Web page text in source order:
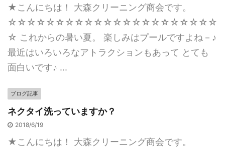
★こんにちは！ 大森クリーニング商会です。
☆☆☆☆☆☆☆☆☆☆☆☆☆☆☆☆☆☆☆☆☆☆
☆ これからの暑い夏。 楽しみはプールですよね－♪
最近はいろいろなアトラクションもあって とても
面白いです♪ ...
ブログ記事
ネクタイ洗っていますか？
2018/6/19
★こんにちは！ 大森クリーニング商会です。